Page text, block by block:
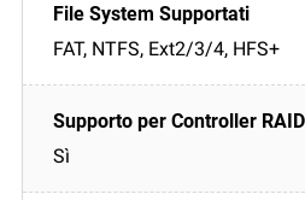
FAT, NTFS, Ext2/3/4, HFS+
Sì